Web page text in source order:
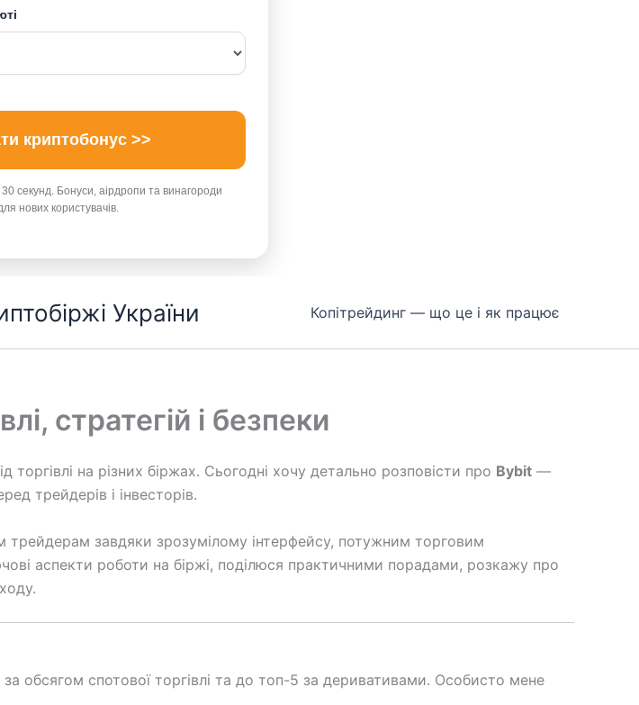
криптобонус >>
секунд. Бонуси, аірдропи та винагороди
нових користувачів.
України Копітрейдинг — що це і як працює
стратегій і безпеки
на різних біржах. Сьогодні хочу детально розповісти про Bybit —
трейдерів і інвесторів.
трейдерам завдяки зрозумілому інтерфейсу, потужним торговим
аспекти роботи на біржі, поділюся практичними порадами, розкажу про
обсягом спотової торгівлі та до топ-5 за деривативами. Особисто мене